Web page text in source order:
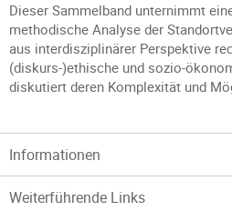
Dieser Sammelband unternimmt
methodische Analyse der
aus interdisziplinärer Perspektive
(diskurs-)ethische und sozio-
diskutiert deren Komplexität und
Informationen
Weiterführende Links